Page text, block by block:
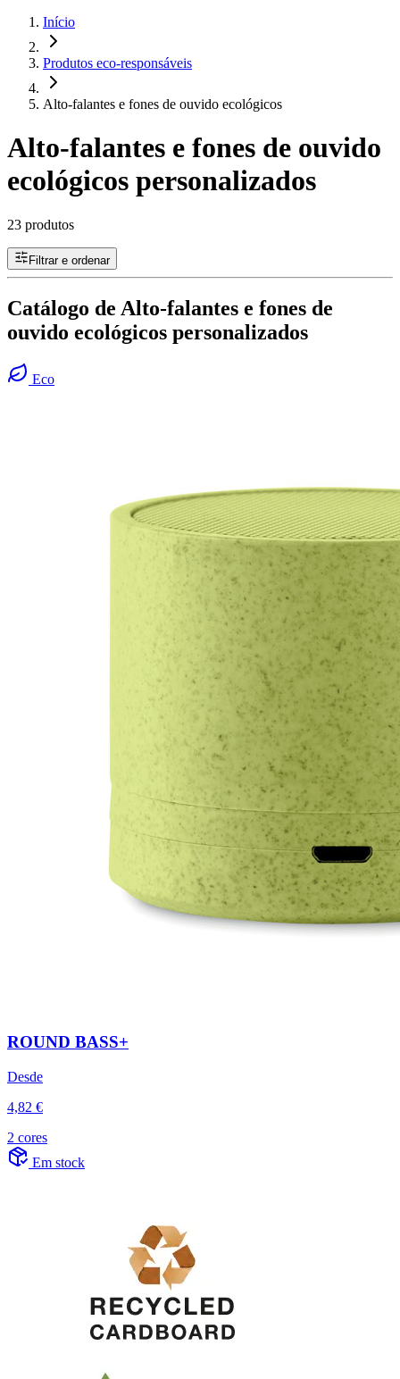
Início
Produtos eco-responsáveis
Alto-falantes e fones de ouvido ecológicos
Alto-falantes e fones de ouvido
ecológicos personalizados
23 produtos
Filtrar e ordenar
Catálogo de Alto-falantes e fones de
ouvido ecológicos personalizados
Eco
ROUND BASS+
Desde
4,82 €
2 cores
Em stock